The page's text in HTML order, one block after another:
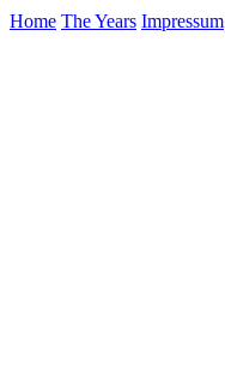
Home The Years Impressum